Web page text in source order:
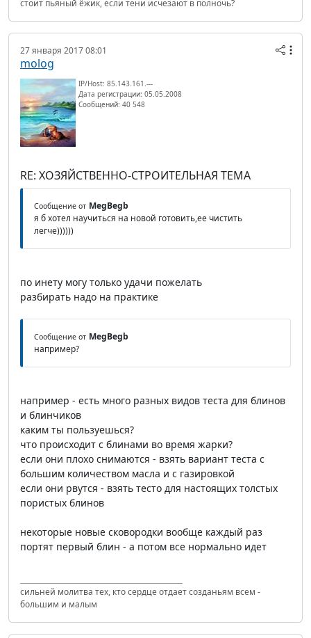
стоит пьяный ёжик, если тени исчезают в полночь?
27 января 2017 08:01
molog
IP/Host: 85.143.161.---
Дата регистрации: 05.05.2008
Сообщений: 40 548
RE: ХОЗЯЙСТВЕННО-СТРОИТЕЛЬНАЯ ТЕМА
Сообщение от MegBegb
я б хотел научиться на новой готовить,ее чистить
легче))))))
по инету могу только удачи пожелать
разбирать надо на практике
Сообщение от MegBegb
например?
например - есть много разных видов теста для блинов
и блинчиков
каким ты пользуешься?
что происходит с блинами во время жарки?
если они плохо снимаются - взять вариант теста с
большим количеством масла и с газировкой
если они рвутся - взять тесто для настоящих толстых
пористых блинов
некоторые новые сковородки вообще каждый раз
портят первый блин - а потом все нормально идет
сильней молитва тех, кто сердце отдает созданьям всем -
большим и малым